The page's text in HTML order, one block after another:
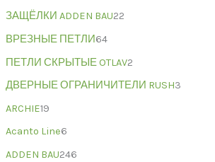
ЗАЩЁЛКИ ADDEN BAU22
ВРЕЗНЫЕ ПЕТЛИ64
ПЕТЛИ СКРЫТЫЕ OTLAV2
ДВЕРНЫЕ ОГРАНИЧИТЕЛИ RUSH3
ARCHIE19
Acanto Line6
ADDEN BAU246